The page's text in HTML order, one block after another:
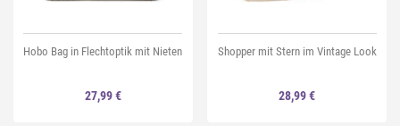
Hobo Bag in Flechtoptik mit Nieten
27,99 €
Shopper mit Stern im Vintage Look
28,99 €